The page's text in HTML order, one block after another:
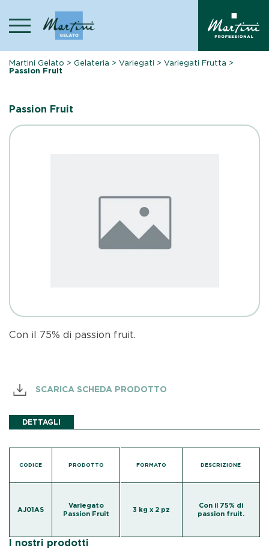
content
Martini Gelato > Gelateria >Variegati >Variegati Frutta >
Passion Fruit
Passion Fruit
Con il 75% di passion fruit.
SCARICA SCHEDA PRODOTTO
DETTAGLI
CODICE PRODOTTO
AJ01AS
Variegato
Passion Fruit
FORMATO DESCRIZIONE
3 kg x 2 pz
Con il 75% di
passion fruit.
I nostri prodotti